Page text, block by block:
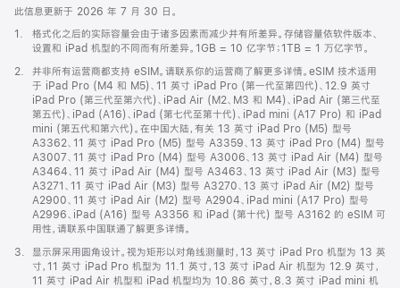
此信息更新于 2026 年 7 月 30 日。
脚
1.
格式化之后的实际容量会由于诸多因素而减少并有所差异。存储容量依软件版本、
设置和 iPad 机型的不同而有所差异。1GB = 10 亿字节；1TB = 1 万亿字节。
脚
2.
并非所有运营商都支持 eSIM。请联系你的运营商了解更多详情。eSIM 技术适用
于 iPad Pro (M4 和 M5)、11 英寸 iPad Pro (第一代至第四代)、12.9 英寸
iPad Pro (第三代至第六代)、iPad Air (M2、M3 和 M4)、iPad Air (第三代至
第五代)、iPad (A16)、iPad (第七代至第十代)、iPad mini (A17 Pro) 和 iPad
mini (第五代和第六代)。在中国大陆，有关 13 英寸 iPad Pro (M5) 型号
A3362、11 英寸 iPad Pro (M5) 型号 A3359、13 英寸 iPad Pro (M4) 型号
A3007、11 英寸 iPad Pro (M4) 型号 A3006、13 英寸 iPad Air (M4) 型号
A3464、11 英寸 iPad Air (M4) 型号 A3463、13 英寸 iPad Air (M3) 型号
A3271、11 英寸 iPad Air (M3) 型号 A3270、13 英寸 iPad Air (M2) 型号
A2900、11 英寸 iPad Air (M2) 型号 A2904、iPad mini (A17 Pro) 型号
A2996、iPad (A16) 型号 A3356 和 iPad (第十代) 型号 A3162 的 eSIM 可
用性，请联系中国联通了解更多详情。
脚
3.
显示屏采用圆角设计。视为矩形以对角线测量时，13 英寸 iPad Pro 机型为 13 英
寸，11 英寸 iPad Pro 机型为 11.1 英寸，13 英寸 iPad Air 机型为 12.9 英寸，
11 英寸 iPad Air 机型和 iPad 机型均为 10.86 英寸，8.3 英寸 iPad mini 机